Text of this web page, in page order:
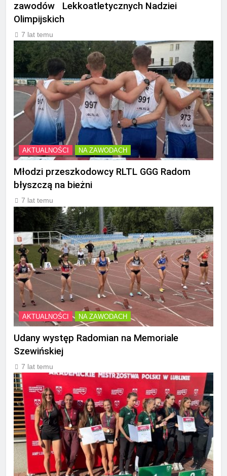
zawodów Lekkoatletycznych Nadziei
Olimpijskich
7 lat temu
AKTUALNOŚCI NA ZAWODACH
Młodzi przeszkodowcy RLTL GGG Radom
błyszczą na bieżni
7 lat temu
AKTUALNOŚCI NA ZAWODACH
Udany występ Radomian na Memoriale
Szewińskiej
7 lat temu